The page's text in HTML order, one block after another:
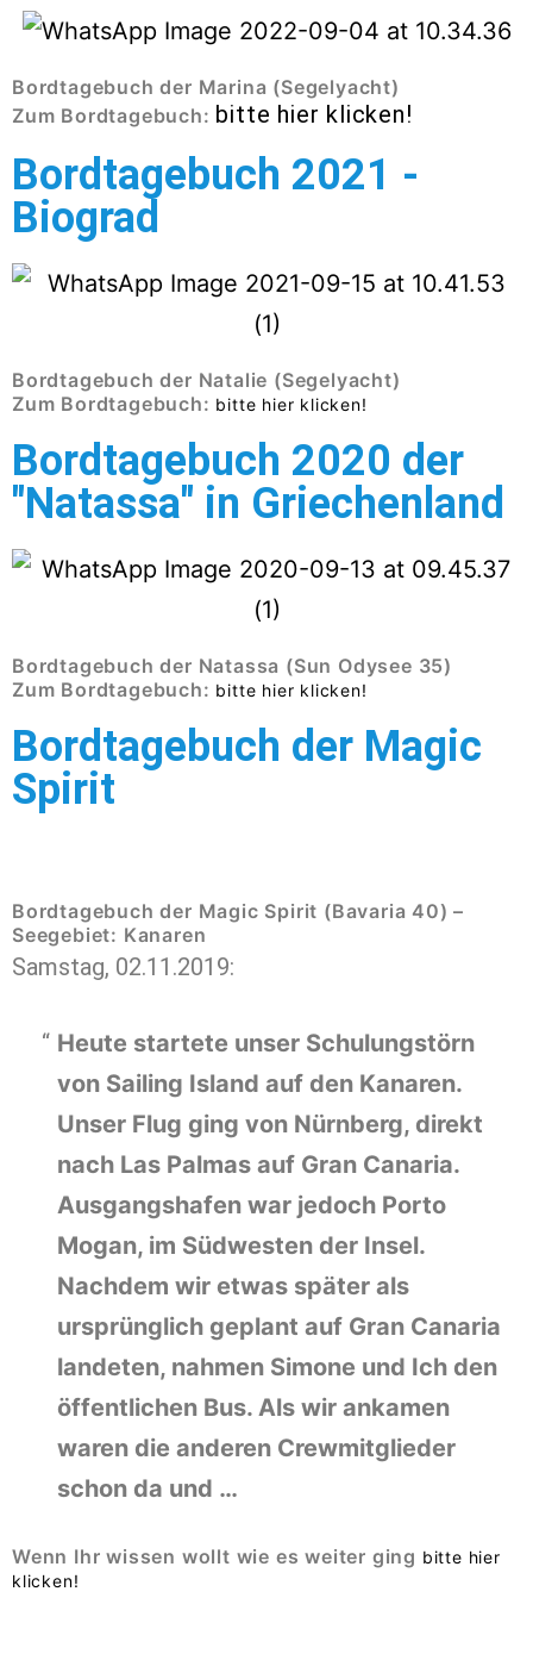
Bordtagebuch der Marina (Segelyacht)
Zum Bordtagebuch: bitte hier klicken!
Bordtagebuch 2021 -
Biograd
Bordtagebuch der Natalie (Segelyacht)
Zum Bordtagebuch: bitte hier klicken!
Bordtagebuch 2020 der
"Natassa" in Griechenland
Bordtagebuch der Natassa (Sun Odysee 35)
Zum Bordtagebuch: bitte hier klicken!
Bordtagebuch der Magic
Spirit
Bordtagebuch der Magic Spirit (Bavaria 40) –
Seegebiet: Kanaren
Samstag, 02.11.2019:
Heute startete unser Schulungstörn
von Sailing Island auf den Kanaren.
Unser Flug ging von Nürnberg, direkt
nach Las Palmas auf Gran Canaria.
Ausgangshafen war jedoch Porto
Mogan, im Südwesten der Insel.
Nachdem wir etwas später als
ursprünglich geplant auf Gran Canaria
landeten, nahmen Simone und Ich den
öffentlichen Bus. Als wir ankamen
waren die anderen Crewmitglieder
schon da und …
Wenn Ihr wissen wollt wie es weiter ging bitte hier
klicken!